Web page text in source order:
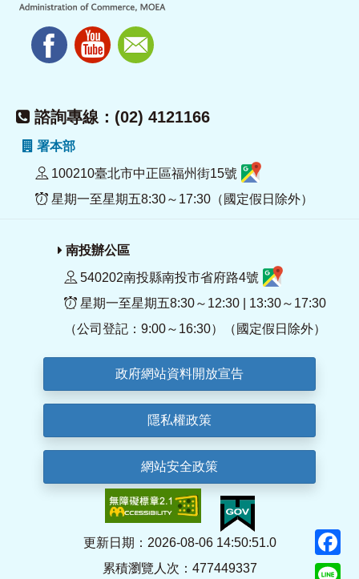
諮詢專線：(02) 4121166
署本部
100210臺北市中正區福州街15號
星期一至星期五8:30～17:30（國定假日除外）
南投辦公區
540202南投縣南投市省府路4號
星期一至星期五8:30～12:30 | 13:30～17:30
（公司登記：9:00～16:30）（國定假日除外）
政府網站資料開放宣告
隱私權政策
網站安全政策
更新日期：2026-08-06 14:50:51.0
累積瀏覽人次：477449337